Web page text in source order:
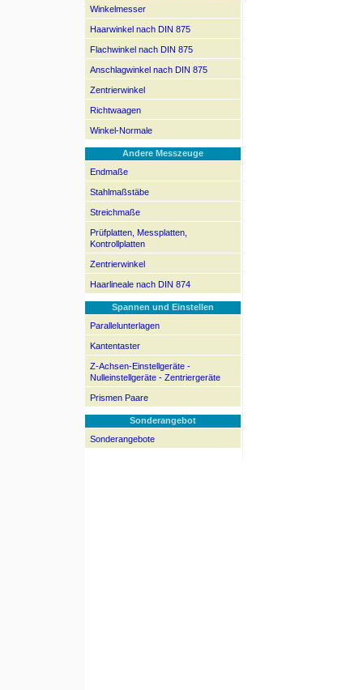
Winkelmesser
Haarwinkel nach DIN 875
Flachwinkel nach DIN 875
Anschlagwinkel nach DIN 875
Zentrierwinkel
Richtwaagen
Winkel-Normale
Andere Messzeuge
Endmaße
Stahlmaßstäbe
Streichmaße
Prüfplatten, Messplatten,
Kontrollplatten
Zentrierwinkel
Haarlineale nach DIN 874
Spannen und Einstellen
Parallelunterlagen
Kantentaster
Z-Achsen-Einstellgeräte -
Nulleinstellgeräte - Zentriergeräte
Prismen Paare
Sonderangebot
Sonderangebote